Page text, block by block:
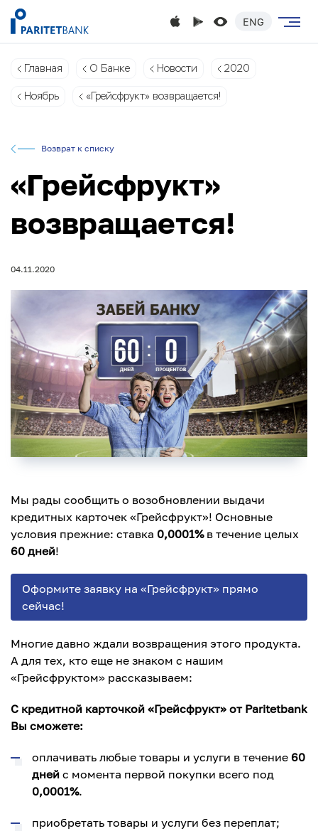
ENG
Главная О Банке Новости 2020
Ноябрь «Грейсфрукт» возвращается!
Возврат к списку
«Грейсфрукт»
возвращается!
04.11.2020
Мы рады сообщить о возобновлении выдачи
кредитных карточек «Грейсфрукт»! Основные
условия прежние: ставка 0,0001%в течение целых
60 дней!
Оформите заявку на «Грейсфрукт» прямо
сейчас!
Многие давно ждали возвращения этого продукта.
А для тех, кто еще не знаком с нашим
«Грейсфруктом» рассказываем:
С кредитной карточкой «Грейсфрукт» от Paritetbank
Вы сможете:
оплачивать любые товары и услуги в течение 60
дней с момента первой покупки всего под
0,0001%.
приобретать товары и услуги без переплат;